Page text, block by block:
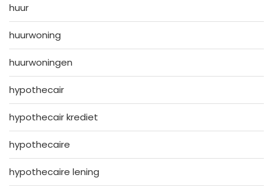
huur
huurwoning
huurwoningen
hypothecair
hypothecair krediet
hypothecaire
hypothecaire lening